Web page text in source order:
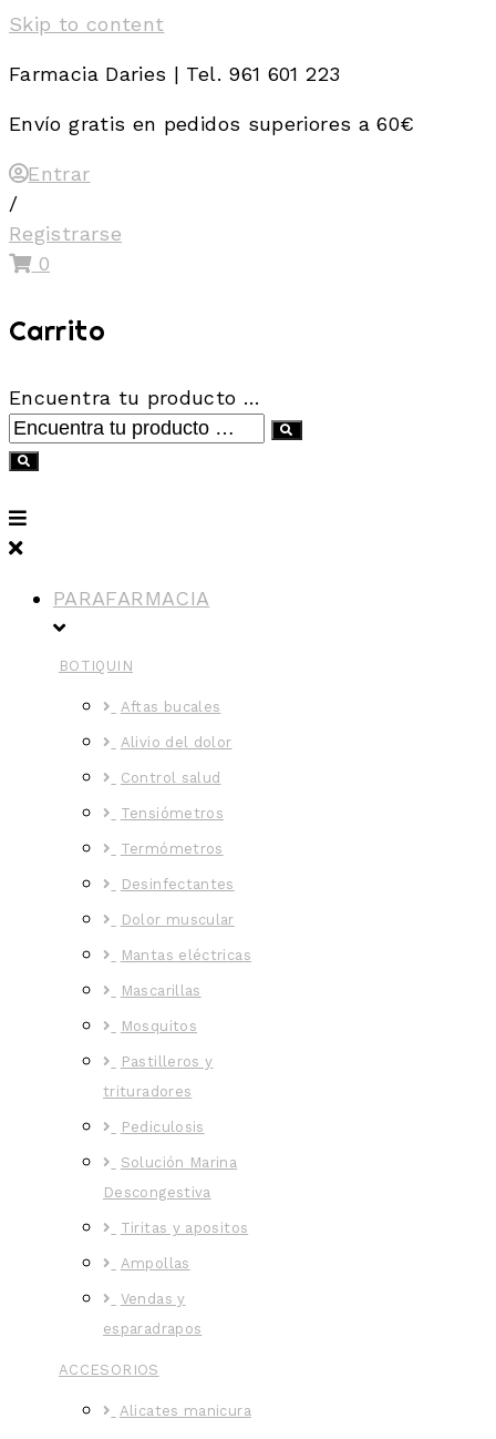
Skip to content
Farmacia Daries | Tel. 961 601 223
Envío gratis en pedidos superiores a 60€
Entrar
/
Registrarse
0
Carrito
Encuentra tu producto …
PARAFARMACIA
BOTIQUIN
Aftas bucales
Alivio del dolor
Control salud
Tensiómetros
Termómetros
Desinfectantes
Dolor muscular
Mantas eléctricas
Mascarillas
Mosquitos
Pastilleros y
trituradores
Pediculosis
Solución Marina
Descongestiva
Tiritas y apositos
Ampollas
Vendas y
esparadrapos
ACCESORIOS
Alicates manicura